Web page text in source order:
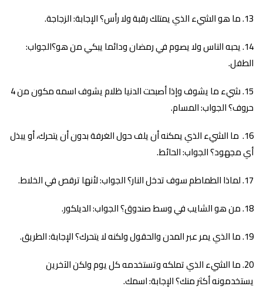
ما هو الشيء الذي يمتلك رقبة ولا رأس؟ الإجابة: الزجاجة.
يحبه الناس ولا يصوم في رمضان ودائما يبكي من هو؟الجواب:
الطفل.
شيء ما يشوف وإذا أصبحت الدنيا ظلام يشوف اسمه مكون من 4
حروف؟ الجواب: المسام.
ما الشيء الذي يمكنه أن يلف حول الغرفة بدون أن يتحرك، أو يبذل
أي مجهود؟ الجواب: الحائط.
لماذا الطماطم سوف تدخل النار؟ الجواب: لأنها ترقص في الخلاط.
من هو الشايب في وسط صندوق؟ الجواب: الديلكور.
ما الذي يمر عبر المدن والحقول ولكنه لا يتحرك؟ الإجابة: الطريق.
ما الشيء الذي تملكه وتستخدمه كل يوم ولكن الآخرين
يستخدمونه أكثر منك؟ الإجابة: اسمك.